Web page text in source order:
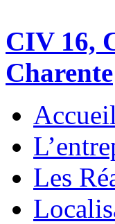
CIV 16,
Charente
Accueil
Les